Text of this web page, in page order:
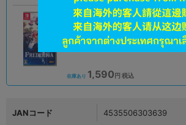
状態 : A
札幌店本館
在庫あり 1,590円 税込
JANコード 4535506303639